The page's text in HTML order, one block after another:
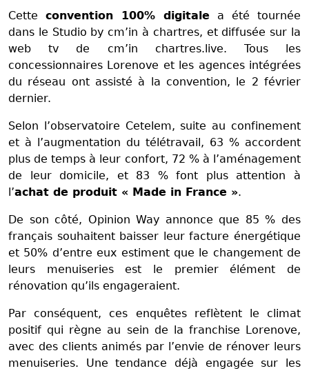
Cette convention 100% digitale a été tournée
dans le Studio by cm’in à chartres, et diffusée sur la
web tv de cm’in chartres.live. Tous les
concessionnaires Lorenove et les agences intégrées
du réseau ont assisté à la convention, le 2 février
dernier.
Selon l’observatoire Cetelem, suite au confinement
et à l’augmentation du télétravail, 63 % accordent
plus de temps à leur confort, 72 % à l’aménagement
de leur domicile, et 83 % font plus attention à
l’achat de produit « Made in France ».
De son côté, Opinion Way annonce que 85 % des
français souhaitent baisser leur facture énergétique
et 50% d’entre eux estiment que le changement de
leurs menuiseries est le premier élément de
rénovation qu’ils engageraient.
Par conséquent, ces enquêtes reflètent le climat
positif qui règne au sein de la franchise Lorenove,
avec des clients animés par l’envie de rénover leurs
menuiseries. Une tendance déjà engagée sur les